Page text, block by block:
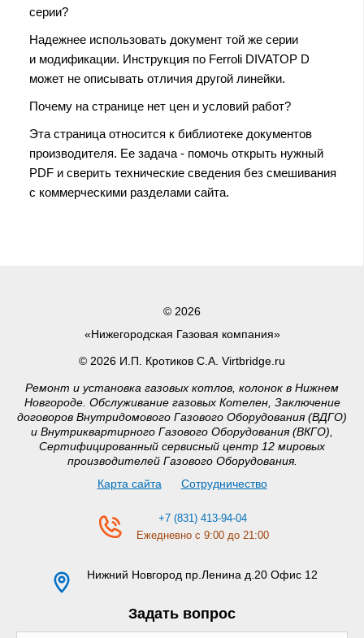
серии?
Надежнее использовать документ той же серии
и модификации. Инструкция по Ferroli DIVATOP D
может не описывать отличия другой линейки.
Почему на странице нет цен и условий работ?
Эта страница относится к библиотеке документов
производителя. Ее задача - помочь открыть нужный
PDF и сверить технические сведения без смешивания
с коммерческими разделами сайта.
© 2026
«Нижегородская Газовая компания»
© 2026 И.П. Кротиков С.А. Virtbridge.ru
Ремонт и установка газовых котлов, колонок в Нижнем
Новгороде. Обслуживание газовых Котелен, Заключение
договоров Внутридомового Газового Оборудования (ВДГО)
и Внутриквартирного Газового Оборудования (ВКГО),
Сертифицированный сервисный центр 12 мировых
производителей Газового Оборудования.
Карта сайта
Сотрудничество
+7 (831) 413-94-04
Ежедневно с 9:00 до 21:00
Нижний Новгород пр.Ленина д.20 Офис 12
Задать вопрос